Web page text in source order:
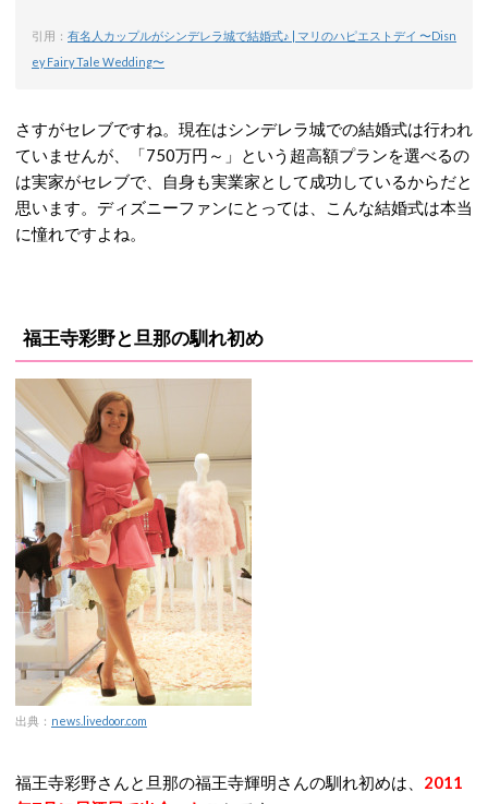
引用： 有名人カップルがシンデレラ城で結婚式♪ | マリのハピエストデイ 〜Disn
ey Fairy Tale Wedding〜
さすがセレブですね。現在はシンデレラ城での結婚式は行われ
ていませんが、「750万円～」という超高額プランを選べるの
は実家がセレブで、自身も実業家として成功しているからだと
思います。ディズニーファンにとっては、こんな結婚式は本当
に憧れですよね。
福王寺彩野と旦那の馴れ初め
出典： news.livedoor.com
福王寺彩野さんと旦那の福王寺輝明さんの馴れ初めは、 2011